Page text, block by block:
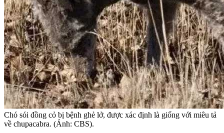
Chó sói đồng cỏ bị bệnh ghẻ lở, được xác định là giống với miêu tả
về chupacabra. (Ảnh: CBS).